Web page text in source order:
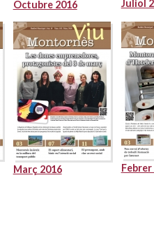
Octubre 2016 Juliol
Març 2016 Febrer